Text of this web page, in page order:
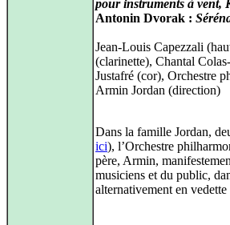
pour instruments à vent,
Antonin Dvorak :
Jean-Louis Capezzali
(clarinette), Chantal
Justafré (cor), Orchestre
Armin Jordan (direction)
Dans la famille Jordan,
ici), l’Orchestre
père, Armin,
musiciens et du public,
alternativement en